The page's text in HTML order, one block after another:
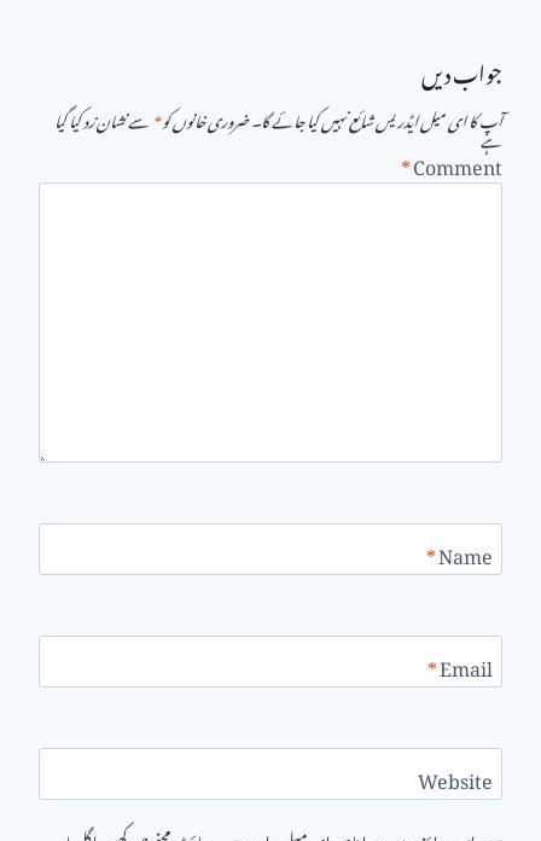
جواب دیں
آپ کا ای میل ایڈریس شائع نہیں کیا جائے گا۔ضروری خانوں کو*سے نشان زد کیا گیا ہے
Comment
*
Name
*
Email
*
Website